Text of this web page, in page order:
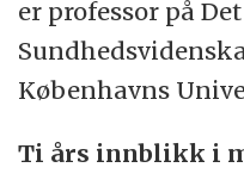
er professor på Det
Københavns
Ti års innblikk i